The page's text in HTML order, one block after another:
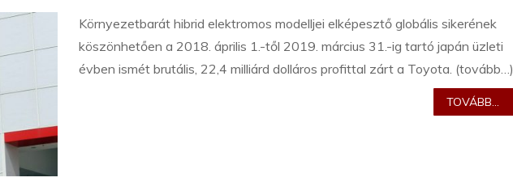
Környezetbarát hibrid elektromos modelljei elképesztő globális sikerének
köszönhetően a 2018. április 1.-től 2019. március 31.-ig tartó japán üzleti
évben ismét brutális, 22,4 milliárd dolláros profittal zárt a Toyota. (tovább…)
TOVÁBB...